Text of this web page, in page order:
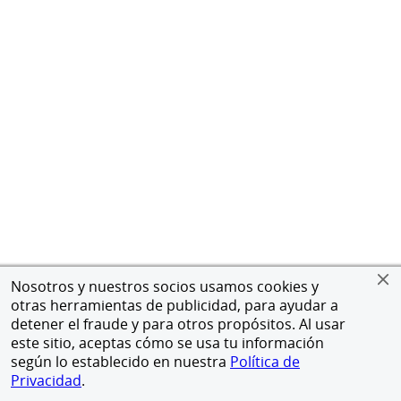
Nosotros y nuestros socios usamos cookies y
otras herramientas de publicidad, para ayudar a
detener el fraude y para otros propósitos. Al usar
este sitio, aceptas cómo se usa tu información
según lo establecido en nuestra Política de
Privacidad.